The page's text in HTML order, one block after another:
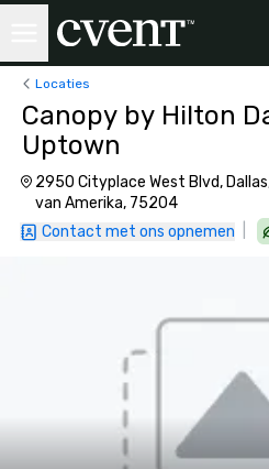
Locaties
Canopy by Hilton
Uptown
2950 Cityplace West Blvd,
van Amerika, 75204
Contact met ons opnemen